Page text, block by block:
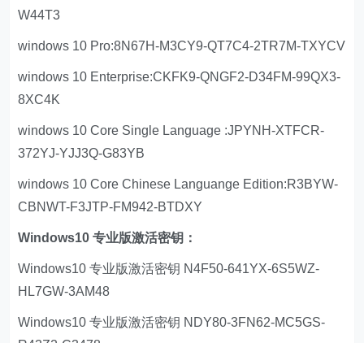
W44T3
windows 10 Pro:8N67H-M3CY9-QT7C4-2TR7M-TXYCV
windows 10 Enterprise:CKFK9-QNGF2-D34FM-99QX3-
8XC4K
windows 10 Core Single Language :JPYNH-XTFCR-
372YJ-YJJ3Q-G83YB
windows 10 Core Chinese Languange Edition:R3BYW-
CBNWT-F3JTP-FM942-BTDXY
Windows10 专业版激活密钥：
Windows10 专业版激活密钥 N4F50-641YX-6S5WZ-
HL7GW-3AM48
Windows10 专业版激活密钥 NDY80-3FN62-MC5GS-